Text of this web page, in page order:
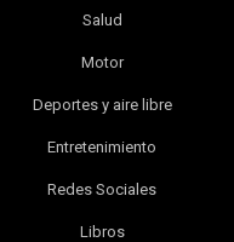
Salud
Motor
Deportes y aire libre
Entretenimiento
Redes Sociales
Libros